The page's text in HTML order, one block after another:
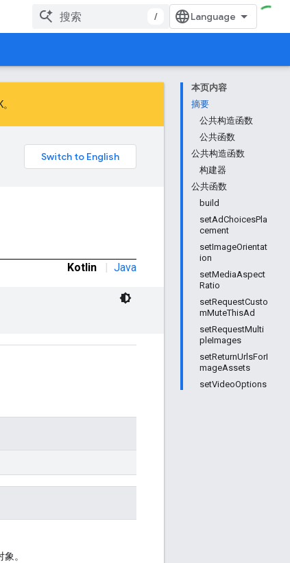
/
本页内容
摘要
公共构造函数
公共函数
公共构造函数
构建器
公共函数
build
setAdChoicesPla
cement
setImageOrientat
ion
setMediaAspect
Ratio
setRequestCusto
mMuteThisAd
setRequestMulti
pleImages
setReturnUrlsForI
mageAssets
setVideoOptions
。
Kotlin | Java
象。